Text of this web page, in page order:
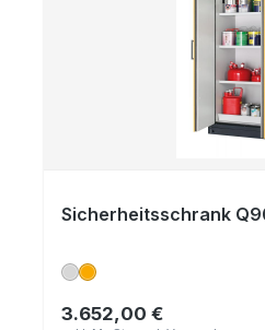
Sicherheitsschrank
Regulärer Preis:
3.652,00 €